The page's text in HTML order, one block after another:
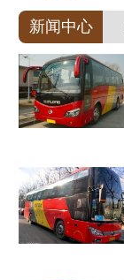
新闻中心